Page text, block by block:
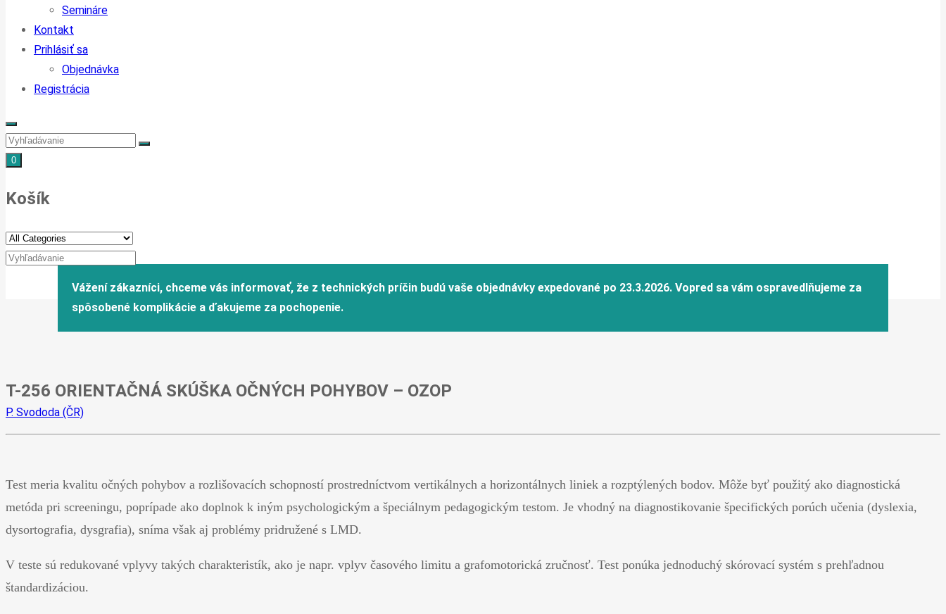
Semináre
Kontakt
Prihlásiť sa
Objednávka
Registrácia
0
Košík
T-256 ORIENTAČNÁ SKÚŠKA OČNÝCH POHYBOV – OZOP
P. Svododa (ČR)
Test meria kvalitu očných pohybov a rozlišovacích schopností prostredníctvom vertikálnych a horizontálnych liniek a rozptýlených bodov. Môže byť použitý ako diagnostická
metóda pri screeningu, poprípade ako doplnok k iným psychologickým a špeciálnym pedagogickým testom. Je vhodný na diagnostikovanie špecifických porúch učenia (dyslexia,
dysortografia, dysgrafia), sníma však aj problémy pridružené s LMD.
V teste sú redukované vplyvy takých charakteristík, ako je napr. vplyv časového limitu a grafomotorická zručnosť. Test ponúka jednoduchý skórovací systém s prehľadnou
štandardizáciou.